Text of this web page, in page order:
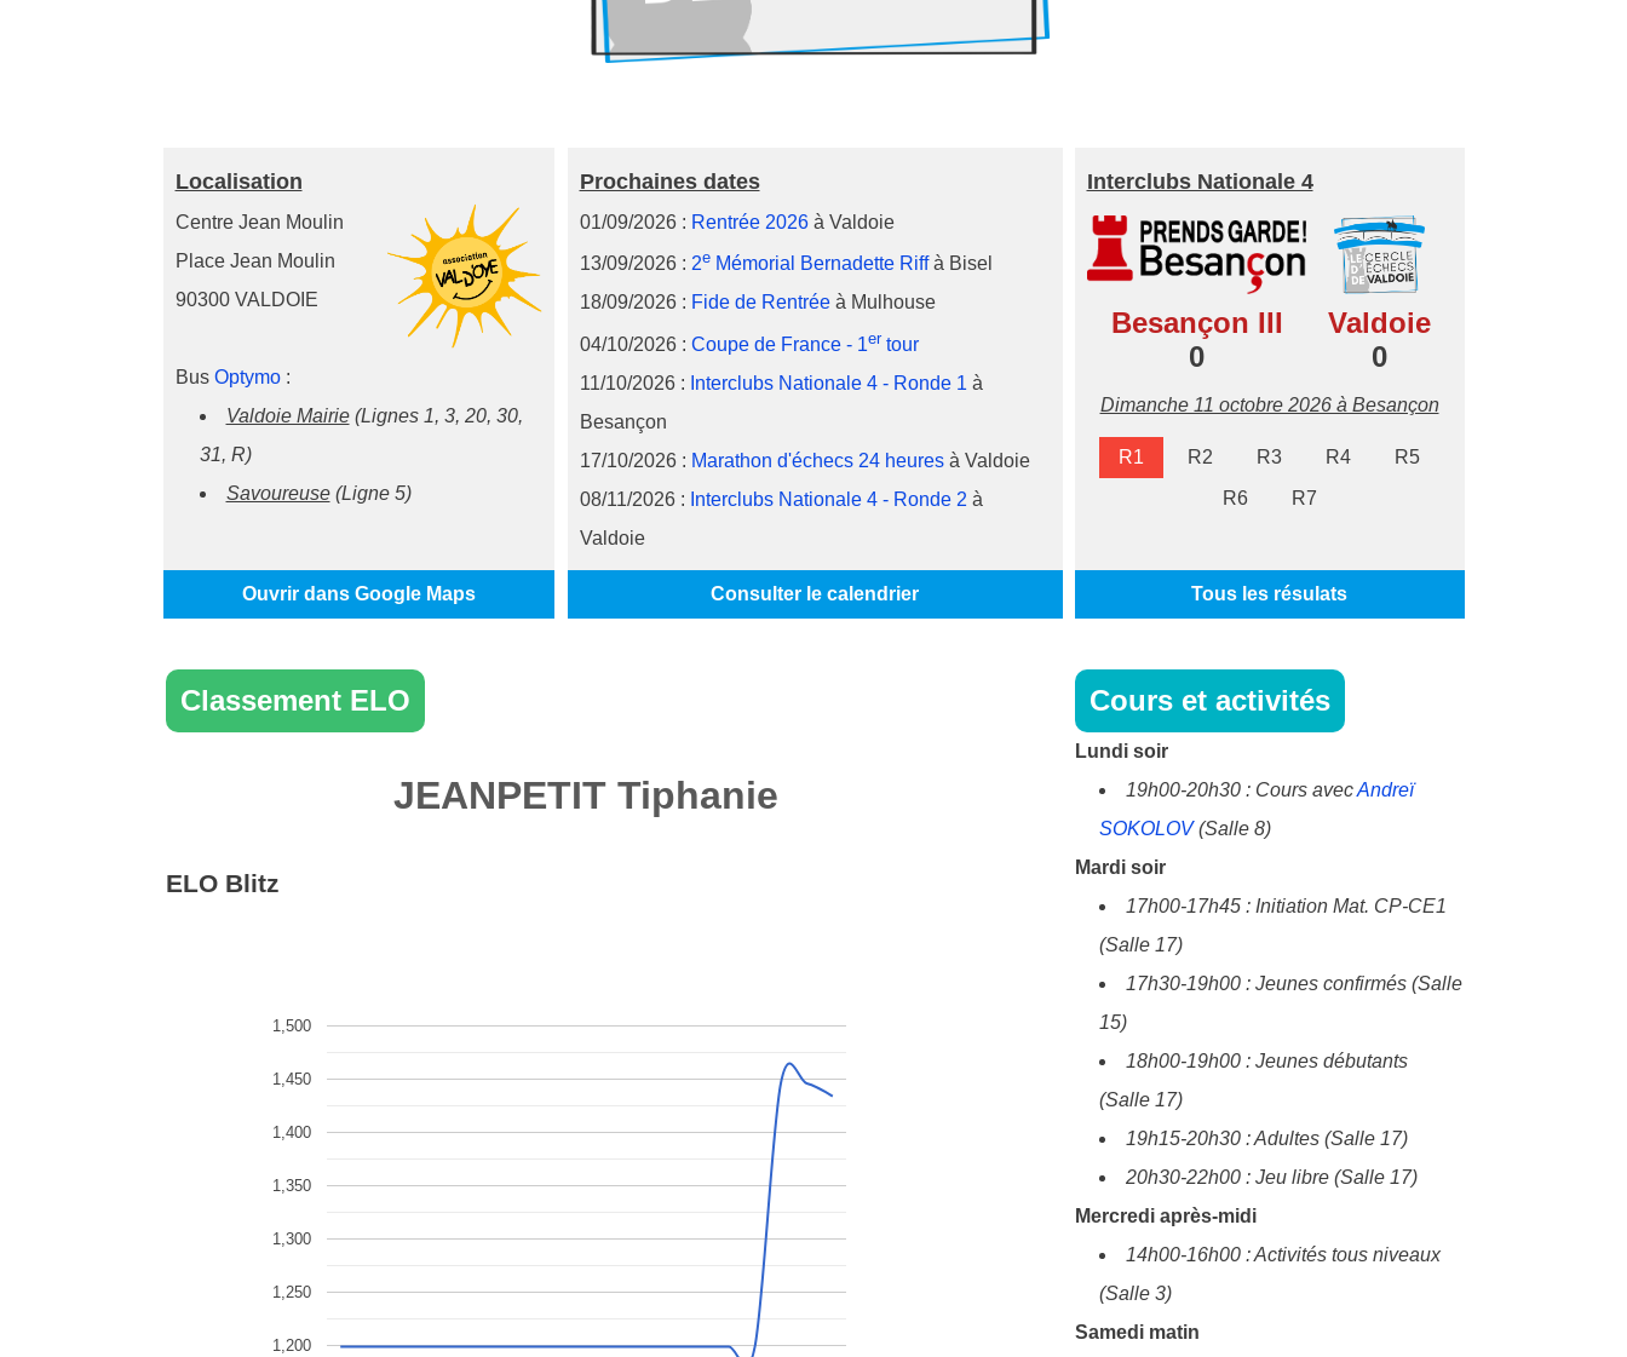
Localisation
Centre Jean Moulin
Place Jean Moulin
90300 VALDOIE
Bus Optymo:
Valdoie Mairie(Lignes 1, 3, 20, 30,
31, R)
Savoureuse(Ligne 5)
Prochaines dates
01/09/2026 : Rentrée 2026à Valdoie
13/09/2026 : 2eMémorial Bernadette Riffà Bisel
18/09/2026 : Fide de Rentréeà Mulhouse
04/10/2026 : Coupe de France - 1er tour
11/10/2026 : Interclubs Nationale 4 - Ronde 1 à
Besançon
17/10/2026 : Marathon d'échecs 24 heuresà Valdoie
08/11/2026 : Interclubs Nationale 4 - Ronde 2 à
Valdoie
Interclubs Nationale 4
Besançon III
Valdoie
0
0
Dimanche 11 octobre 2026 à Besançon
R1 R2 R3 R4
R5
R6
R7
Ouvrir dans Google Maps Consulter le calendrier Tous les résulats
Classement ELO
JEANPETITTiphanie
ELO Blitz
1,200
1,250
1,300
1,350
1,400
1,450
1,500
Cours et activités
Lundi soir
19h00-20h30 : Cours avecAndreï
SOKOLOV(Salle 8)
Mardi soir
17h00-17h45 : Initiation Mat. CP-CE1
(Salle 17)
17h30-19h00 : Jeunes confirmés (Salle
15)
18h00-19h00 : Jeunes débutants
(Salle 17)
19h15-20h30 : Adultes (Salle 17)
20h30-22h00 : Jeu libre (Salle 17)
Mercredi après-midi
14h00-16h00 : Activités tous niveaux
(Salle 3)
Samedi matin